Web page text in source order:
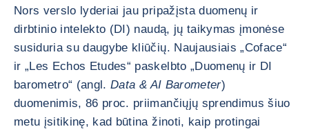
Nors verslo lyderiai jau pripažįsta duomenų ir
dirbtinio intelekto (DI) naudą, jų taikymas įmonėse
susiduria su daugybe kliūčių. Naujausiais „Coface“
ir „Les Echos Etudes“ paskelbto „Duomenų ir DI
barometro“ (angl.Data & AI Barometer)
duomenimis, 86 proc. priimančiųjų sprendimus šiuo
metu įsitikinę, kad būtina žinoti, kaip protingai